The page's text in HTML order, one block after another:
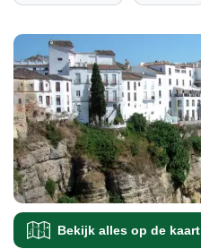
Bekijk alles op de kaart